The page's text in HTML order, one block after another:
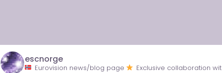
escnorge
Eurovision news/blog page Exclusive collaboration